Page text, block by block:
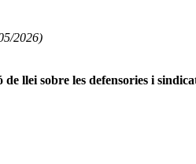
2026)
llei sobre les defensories i